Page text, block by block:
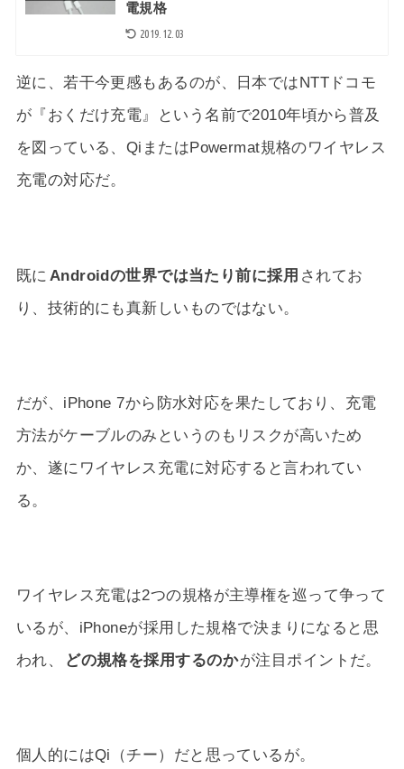
電規格
2019.12.03
逆に、若干今更感もあるのが、日本ではNTTドコモ
が『おくだけ充電』という名前で2010年頃から普及
を図っている、QiまたはPowermat規格のワイヤレス
充電の対応だ。
既に Androidの世界では当たり前に採用 されてお
り、技術的にも真新しいものではない。
だが、iPhone 7から防水対応を果たしており、充電
方法がケーブルのみというのもリスクが高いため
か、遂にワイヤレス充電に対応すると言われてい
る。
ワイヤレス充電は2つの規格が主導権を巡って争って
いるが、iPhoneが採用した規格で決まりになると思
われ、
どの規格を採用するのかが注目ポイントだ。
個人的にはQi（チー）だと思っているが。